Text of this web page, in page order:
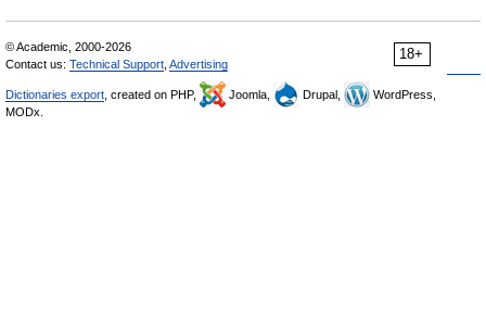
18+
© Academic, 2000-2026
Contact us: Technical Support Advertising
Dictionaries export , created on PHP, Joomla, Drupal,
WordPress,
MODx.